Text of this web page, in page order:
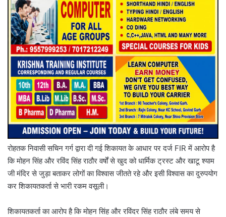
रोहतक निवासी सचिन गर्ग द्वारा दी गई शिकायत के आधार पर दर्ज FIR में आरोप है
कि मोहन सिंह और रविंद सिंह राठौर वर्षों से खुद को धार्मिक ट्रस्ट और खाटू श्याम
जी मंदिर से जुड़ा बताकर लोगों का विश्वास जीतते रहे और इसी विश्वास का दुरुपयोग
कर शिकायतकर्ता से भारी रकम वसूली।
शिकायतकर्ता का आरोप है कि मोहन सिंह और रविंदर सिंह राठौर लंबे समय से